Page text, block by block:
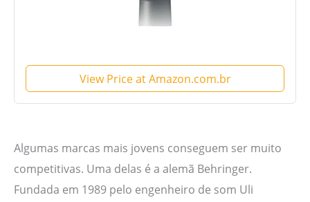
View Price at Amazon.com.br
Algumas marcas mais jovens conseguem ser muito
competitivas. Uma delas é a alemã Behringer.
Fundada em 1989 pelo engenheiro de som Uli